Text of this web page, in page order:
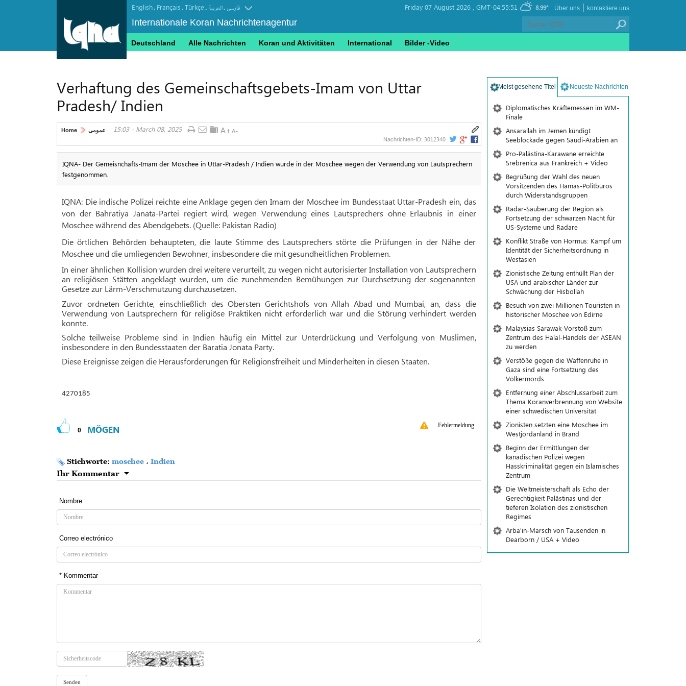
English. Français.Türkçe. العربیة.فارسی
Internationale Koran Nachrichtenagentur
Friday 07 August 2026 , GMT-04:55:51 8.99° kontaktiere uns
|
Über uns
Deutschland Alle Nachrichten Koran und Aktivitäten International Bilder -Video
Verhaftung des Gemeinschaftsgebets-Imam von Uttar
Pradesh/ Indien
Home عمومی 15:03 - March 08, 2025
Nachrichten-ID: 3012340
IQNA- Der Gemeisnchafts-Imam der Moschee in Uttar-Pradesh / Indien wurde in der Moschee wegen der Verwendung von Lautsprechern
festgenommen.
IQNA: Die indische Polizei reichte eine Anklage gegen den Imam der Moschee im Bundesstaat Uttar-Pradesh ein, das
von der Bahratiya Janata-Partei regiert wird, wegen Verwendung eines Lautsprechers ohne Erlaubnis in einer
Moschee während des Abendgebets. (Quelle: Pakistan Radio)
Die örtlichen Behörden behaupteten, die laute Stimme des Lautsprechers störte die Prüfungen in der Nähe der
Moschee und die umliegenden Bewohner, insbesondere die mit gesundheitlichen Problemen.
In einer ähnlichen Kollision wurden drei weitere verurteilt, zu wegen nicht autorisierter Installation von Lautsprechern
an religiösen Stätten angeklagt wurden, um die zunehmenden Bemühungen zur Durchsetzung der sogenannten
Gesetze zur Lärm-Verschmutzung durchzusetzen.
Zuvor ordneten Gerichte, einschließlich des Obersten Gerichtshofs von Allah Abad und Mumbai, an, dass die
Verwendung von Lautsprechern für religiöse Praktiken nicht erforderlich war und die Störung verhindert werden
konnte.
Solche teilweise Probleme sind in Indien häufig ein Mittel zur Unterdrückung und Verfolgung von Muslimen,
insbesondere in den Bundesstaaten der Baratia Jonata Party.
Diese Ereignisse zeigen die Herausforderungen für Religionsfreiheit und Minderheiten in diesen Staaten.
4270185
0 MÖGEN Fehlermeldung
Stichworte: moschee ، Indien
Ihr Kommentar
Nombre
Correo electrónico
* Kommentar
Meist gesehene Titel Neueste Nachrichten
Diplomatisches Kräftemessen im WM-
Finale
Ansarallah im Jemen kündigt
Seeblockade gegen Saudi-Arabien an
Pro-Palästina-Karawane erreichte
Srebrenica aus Frankreich + Video
Begrüßung der Wahl des neuen
Vorsitzenden des Hamas-Politbüros
durch Widerstandsgruppen
Radar-Säuberung der Region als
Fortsetzung der schwarzen Nacht für
US-Systeme und Radare
Konflikt Straße von Hormus: Kampf um
Identität der Sicherheitsordnung in
Westasien
Zionistische Zeitung enthüllt Plan der
USA und arabischer Länder zur
Schwächung der Hisbollah
Besuch von zwei Millionen Touristen in
historischer Moschee von Edirne
Malaysias Sarawak-Vorstoß zum
Zentrum des Halal-Handels der ASEAN
zu werden
Verstöße gegen die Waffenruhe in
Gaza sind eine Fortsetzung des
Völkermords
Entfernung einer Abschlussarbeit zum
Thema Koranverbrennung von Website
einer schwedischen Universität
Zionisten setzten eine Moschee im
Westjordanland in Brand
Beginn der Ermittlungen der
kanadischen Polizei wegen
Hasskriminalität gegen ein Islamisches
Zentrum
Die Weltmeisterschaft als Echo der
Gerechtigkeit Palästinas und der
tieferen Isolation des zionistischen
Regimes
Arba'in-Marsch von Tausenden in
Dearborn / USA + Video